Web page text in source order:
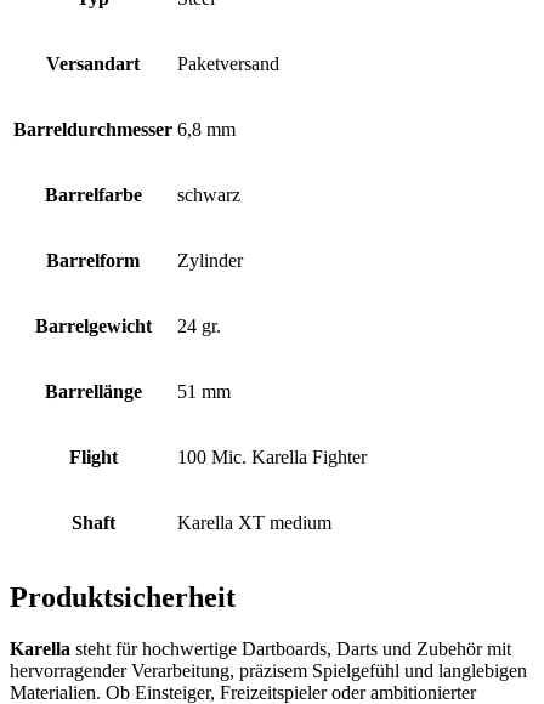
Versandart Paketversand
Barreldurchmesser 6,8 mm
Barrelfarbe schwarz
Barrelform Zylinder
Barrelgewicht 24 gr.
Barrellänge 51 mm
Flight 100 Mic. Karella Fighter
Shaft Karella XT medium
Produktsicherheit
Karella steht für hochwertige Dartboards, Darts und Zubehör mit
hervorragender Verarbeitung, präzisem Spielgefühl und langlebigen
Materialien. Ob Einsteiger, Freizeitspieler oder ambitionierter